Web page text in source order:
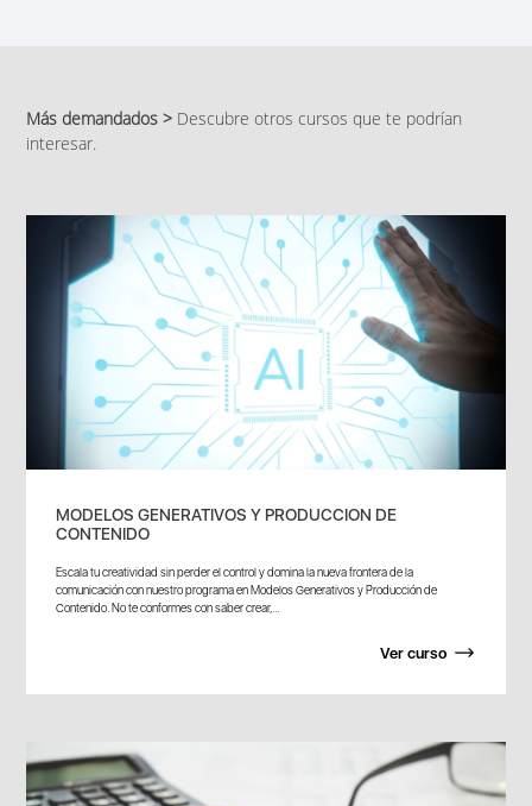
Más demandados > Descubre otros cursos que te podrían
interesar.
MODELOS GENERATIVOS Y PRODUCCION DE
CONTENIDO
Escala tu creatividad sin perder el control y domina la nueva frontera de la
comunicación con nuestro programa en Modelos Generativos y Producción de
Contenido. No te conformes con saber crear,...
Ver curso